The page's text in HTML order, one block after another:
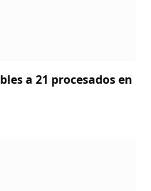
a 21 procesados en